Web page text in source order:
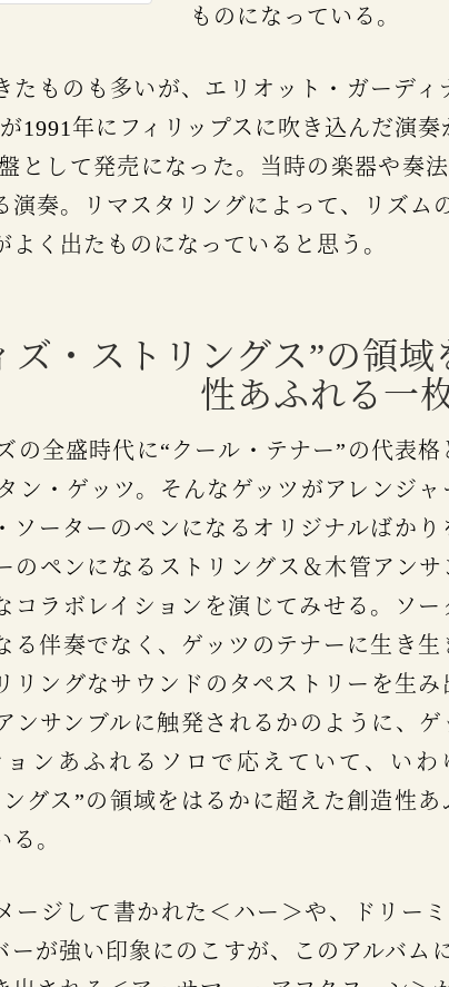
ものになっている。
1991年にフィリップスに吹き込んだ演
として発売になった。当時の楽器や奏
演奏。リマスタリングによって、リズム
よく出たものになっていると思う。
・ストリングス”の領域
性あふれる一
ン・ゲッツ。そんなゲッツがアレンジャ
ソーターのペンになるオリジナルばかり
のペンになるストリングス＆木管アンサ
コラボレイションを演じてみせる。ソー
る伴奏でなく、ゲッツのテナーに生き生
リングなサウンドのタペストリーを生み
ンサンブルに触発されるかのように、ゲ
ンあふれるソロで応えていて、いわ
グス”の領域をはるかに超えた創造性あ
。
ーが強い印象にのこすが、このアルバム